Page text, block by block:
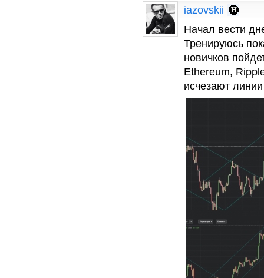
iazovskii
Начал вести
Тренируюсь
новичков
Ethereum,
исчезают